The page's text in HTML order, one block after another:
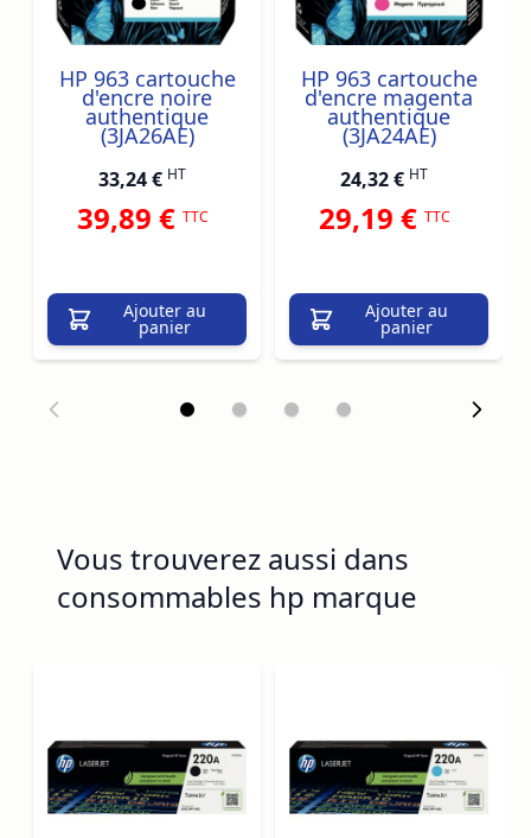
HP 963 cartouche
d'encre noire
authentique
(3JA26AE)
33,24 € HT
39,89 € TTC
Ajouter au
panier
HP 963 cartouche
d'encre magenta
authentique
(3JA24AE)
24,32 € HT
29,19 € TTC
Ajouter au
panier
Vous trouverez aussi dans
consommables hp marque